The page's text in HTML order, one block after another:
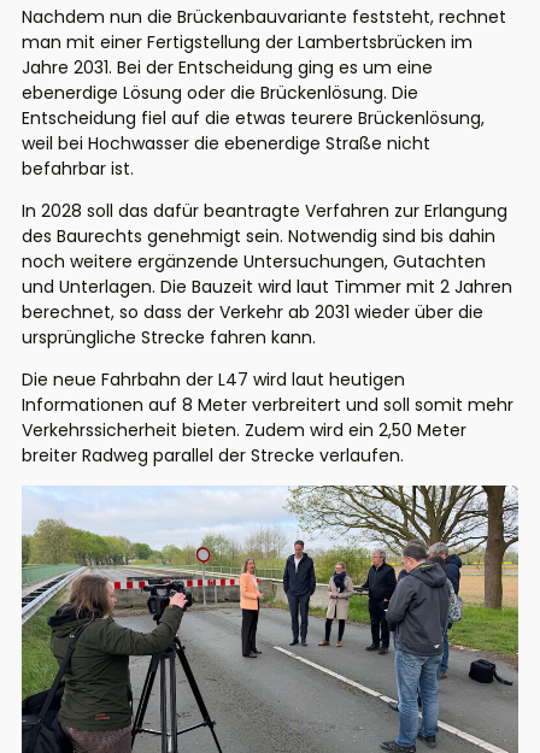
Nachdem nun die Brückenbauvariante feststeht, rechnet
man mit einer Fertigstellung der Lambertsbrücken im
Jahre 2031. Bei der Entscheidung ging es um eine
ebenerdige Lösung oder die Brückenlösung. Die
Entscheidung fiel auf die etwas teurere Brückenlösung,
weil bei Hochwasser die ebenerdige Straße nicht
befahrbar ist.
In 2028 soll das dafür beantragte Verfahren zur Erlangung
des Baurechts genehmigt sein. Notwendig sind bis dahin
noch weitere ergänzende Untersuchungen, Gutachten
und Unterlagen. Die Bauzeit wird laut Timmer mit 2 Jahren
berechnet, so dass der Verkehr ab 2031 wieder über die
ursprüngliche Strecke fahren kann.
Die neue Fahrbahn der L47 wird laut heutigen
Informationen auf 8 Meter verbreitert und soll somit mehr
Verkehrssicherheit bieten. Zudem wird ein 2,50 Meter
breiter Radweg parallel der Strecke verlaufen.